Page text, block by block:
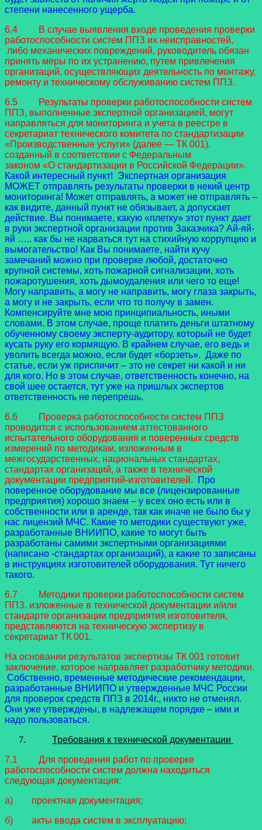
степени нанесенного ущерба.
6.4 В случае выявления входе проведения проверки
работоспособности систем ППЗ их неисправностей,
либо механических повреждений, руководитель обязан
принять меры по их устранению, путем привлечения
организаций, осуществляющих деятельность по монтажу,
ремонту и техническому обслуживанию систем ППЗ.
6.5 Результаты проверки работоспособности систем
ППЗ, выполненные экспертной организацией, могут
направляться для мониторинга и учета в реестре в
секретариат технического комитета по стандартизации
«Производственные услуги» (далее — ТК 001).
созданный в соответствии с Федеральным
законом «О стандартизации в Российской Федерации».
Какой интересный пункт! Экспертная организация
МОЖЕТ отправлять результаты проверки в некий центр
мониторинга! Может отправлять, а может не отправлять –
как видите, данный пункт не обязывает, а допускает
действие. Вы понимаете, какую «плетку» этот пункт дает
в руки экспертной организации против Заказчика? Ай-яй-
яй ….. как бы не нарваться тут на стихийную коррупцию и
вымогательство! Как Вы понимаете, найти кучу
замечаний можно при проверке любой, достаточно
крупной системы, хоть пожарной сигнализации, хоть
пожаротушения, хоть дымоудаления или чего то еще!
Могу направить, а могу не направить, могу глаза закрыть,
а могу и не закрыть, если что то получу в замен.
Компенсируйте мне мою принципиальность, иными
словами. В этом случае, проще платить деньги штатному
обученному своему эксперту-аудитору, который не будет
кусать руку его кормящую. В крайнем случае, его ведь и
уволить всегда можно, если будет «борзеть». Даже по
статье, если уж приспичит – это не секрет ни какой и ни
для кого. Но в этом случае, ответственность конечно, на
свой шее остается, тут уже на пришлых экспертов
ответственность не перепрешь.
6.6 Проверка работоспособности систем ППЗ
проводится с использованием аттестованного
испытательного оборудования и поверенных средств
измерений по методикам, изложенным в
межгосударственных, национальных стандартах,
стандартах организаций, а также в технической
документации предприятий-изготовителей.
Про
поверенное оборудование мы все (лицензированные
предприятия) хорошо знаем – у всех оно есть или в
собственности или в аренде, так как иначе не было бы у
нас лицензий МЧС. Какие то методики существуют уже,
разработанные ВНИИПО, какие то могут быть
разработаны самими экспертными организациями
(написано -стандартах организаций), а какие то записаны
в инструкциях изготовителей оборудования. Тут ничего
такого.
6.7 Методики проверки работоспособности систем
ППЗ. изложенные в технической документации и/или
стандарте организации предприятия изготовителя,
представляются на техническую экспертизу в
секретариат ТК 001.
На основании результатов экспертизы ТК 001 готовит
заключение, которое направляет разработчику методики.
Собственно, временные методические рекомендации,
разработанные ВНИИПО и утвержденные МЧС России
для проверок средств ППЗ в 2014г., никто не отменял.
Они уже утверждены, в надлежащем порядке – ими и
надо пользоваться.
Требования к технической документации
7.1 Для проведения работ по проверке
работоспособности систем должна находиться
следующая документация:
а) проектная документация;
б) акты ввода систем в эксплуатацию;